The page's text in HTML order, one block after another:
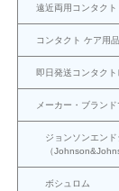
遠近両用コンタクト
コンタクト ケア用品
即日発送コンタク
メーカー・ブランド
ジョンソンエン
（
ボシュロム